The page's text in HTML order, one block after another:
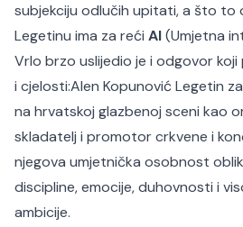
subjekciju odlučih upitati, a što to
Legetinu ima za reći AI(Umjetna
Vrlo brzo uslijedio je i odgovor koji
i cjelosti:Alen Kopunović Legetin
na hrvatskoj glazbenoj sceni kao
skladatelj i promotor crkvene i
njegova umjetnička osobnost
discipline, emocije, duhovnosti i
ambicije.